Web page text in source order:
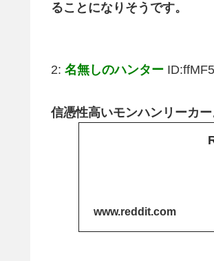
ることになりそうです。
2: 名無しのハンター
信憑性高いモンハンリーカー
www.reddit.com